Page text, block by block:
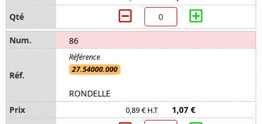
86
27.54000.000
RONDELLE
0,89 € H.T 1,07 €